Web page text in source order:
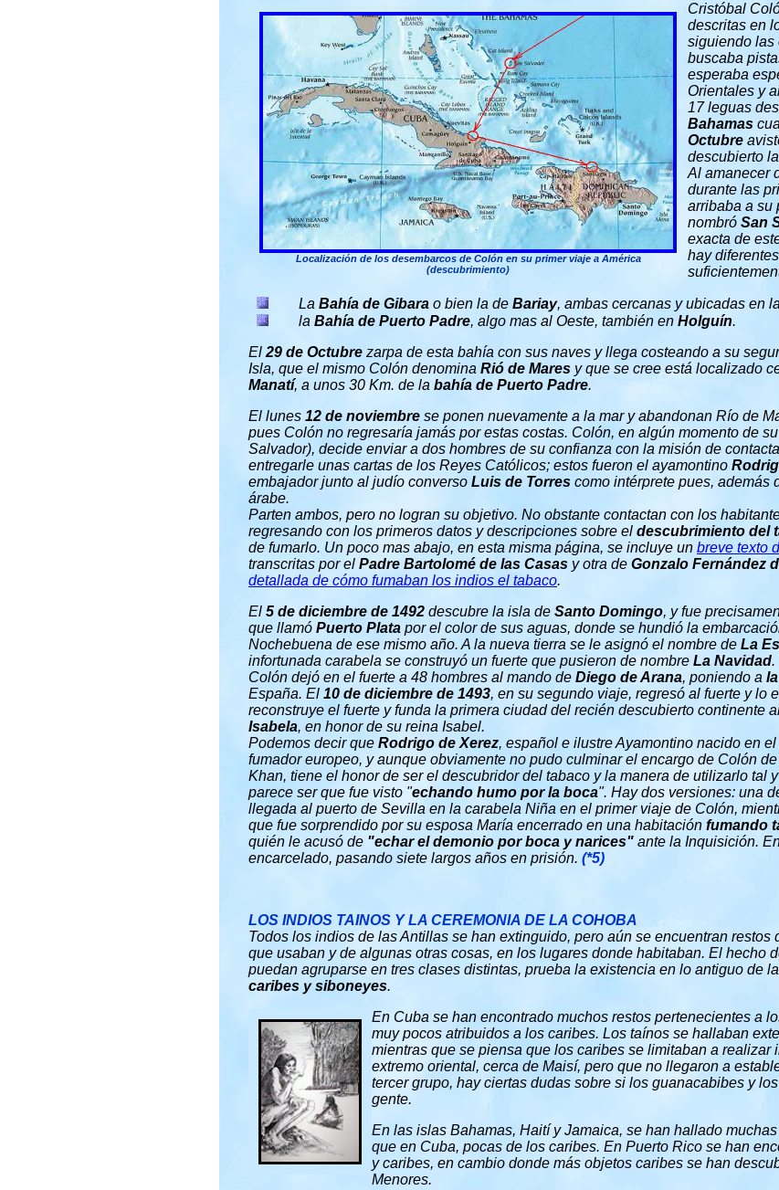
Localización de los desembarcos de Colón en su primer viaje a América
(descubrimiento)
Cristóbal
descritas en
siguiendo las
buscaba
esperaba
Orientales y
17 leguas
Bahamas
Octubre
descubierto la
Al amanecer
durante las
arribaba a su
nombró San
exacta de
hay
La Bahía de Gibara o bien la de Bariay, ambas cercanas y ubicadas en
la Bahía de Puerto Padre, algo mas al Oeste, también en Holguín.
El 29 de Octubre zarpa de esta bahía con sus naves y llega costeando a su
Isla, que el mismo Colón denomina Rió de Mares y que se cree está localizado
Manatí, a unos 30 Km. de la bahía de Puerto Padre.
El lunes 12 de noviembre se ponen nuevamente a la mar y abandonan Río de
pues Colón no regresaría jamás por estas costas. Colón, en algún momento de
Salvador), decide enviar a dos hombres de su confianza con la misión de
entregarle unas cartas de los Reyes Católicos; estos fueron el ayamontino
embajador junto al judío converso Luis de Torres como intérprete pues, además
árabe.
Parten ambos, pero no logran su objetivo. No obstante contactan con los
regresando con los primeros datos y descripciones sobre el descubrimiento del
de fumarlo. Un poco mas abajo, en esta misma página, se incluye un breve texto
transcritas por el Padre Bartolomé de las Casas y otra de Gonzalo Fernández
detallada de cómo fumaban los indios el tabaco.
El 5 de diciembre de 1492 descubre la isla de Santo Domingo, y fue
que llamó Puerto Plata por el color de sus aguas, donde se hundió la
Nochebuena de ese mismo año. A la nueva tierra se le asignó el nombre de La
infortunada carabela se construyó un fuerte que pusieron de nombre La Navidad.
Colón dejó en el fuerte a 48 hombres al mando de Diego de Arana, poniendo a
España. El 10 de diciembre de 1493, en su segundo viaje, regresó al fuerte y lo
reconstruye el fuerte y funda la primera ciudad del recién descubierto continente
Isabela, en honor de su reina Isabel.
Podemos decir que Rodrigo de Xerez, español e ilustre Ayamontino nacido en
fumador europeo, y aunque obviamente no pudo culminar el encargo de Colón
Khan, tiene el honor de ser el descubridor del tabaco y la manera de utilizarlo tal
parece ser que fue visto "echando humo por la boca". Hay dos versiones: una
llegada al puerto de Sevilla en la carabela Niña en el primer viaje de Colón,
que fue sorprendido por su esposa María encerrado en una habitación fumando
quién le acusó de "echar el demonio por boca y narices" ante la Inquisición.
encarcelado, pasando siete largos años en prisión. (*5)
LOS INDIOS TAINOS Y LA CEREMONIA DE LA COHOBA
Todos los indios de las Antillas se han extinguido, pero aún se encuentran restos
que usaban y de algunas otras cosas, en los lugares donde habitaban. El hecho
puedan agruparse en tres clases distintas, prueba la existencia en lo antiguo de
caribes y siboneyes.
En Cuba se han encontrado muchos restos pertenecientes a
muy pocos atribuidos a los caribes. Los taínos se hallaban
mientras que se piensa que los caribes se limitaban a realizar
extremo oriental, cerca de Maisí, pero que no llegaron a
tercer grupo, hay ciertas dudas sobre si los guanacabibes y
gente.
En las islas Bahamas, Haití y Jamaica, se han hallado
que en Cuba, pocas de los caribes. En Puerto Rico se han
y caribes, en cambio donde más objetos caribes se han
Menores.